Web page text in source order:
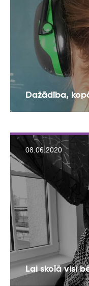
Dažādība,
08.06.2020
Lai skolā visi